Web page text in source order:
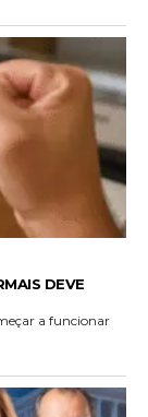
DEVE
a funcionar